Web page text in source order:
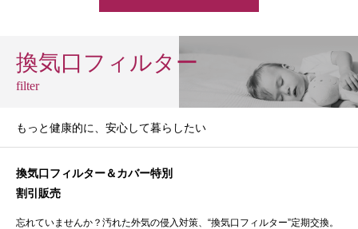
換気口フィルター
filter
もっと健康的に、安心して暮らしたい
換気口フィルター＆カバー特別
割引販売
忘れていませんか？汚れた外気の侵入対策、“換気口フィルター”定期交換。